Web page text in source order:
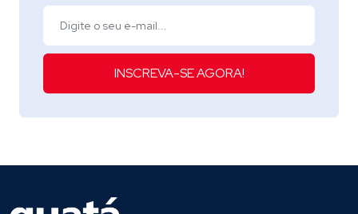
INSCREVA-SE AGORA!